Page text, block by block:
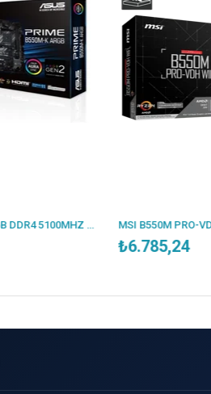
ASUS PRIME B550M-K ARGB DDR4 5100MHZ 1XHDMI 1XDP 2XM.2 USB 3.2 MATX AM4 (AMD AM4 5000/4000G/3000 SERİLERİ İLE UYUMLU)
₺6.785,24